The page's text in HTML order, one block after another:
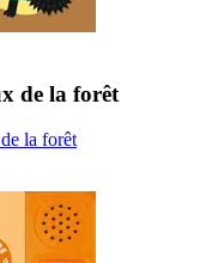
de la forêt
la forêt